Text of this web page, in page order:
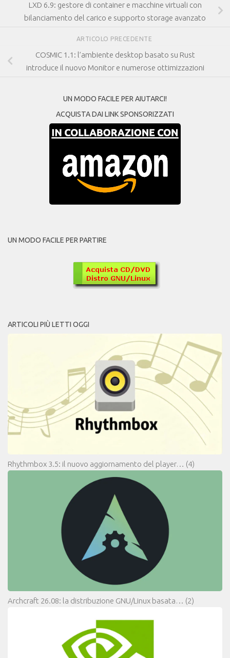
LXD 6.9: gestore di container e macchine virtuali con
bilanciamento del carico e supporto storage avanzato
ARTICOLO PRECEDENTE
COSMIC 1.1: l’ambiente desktop basato su Rust
introduce il nuovo Monitor e numerose ottimizzazioni
UN MODO FACILE PER AIUTARCI!
ACQUISTA DAI LINK SPONSORIZZATI
UN MODO FACILE PER PARTIRE
ARTICOLI PIÙ LETTI OGGI
Rhythmbox 3.5: il nuovo aggiornamento del player… (4)
Archcraft 26.08: la distribuzione GNU/Linux basata… (2)